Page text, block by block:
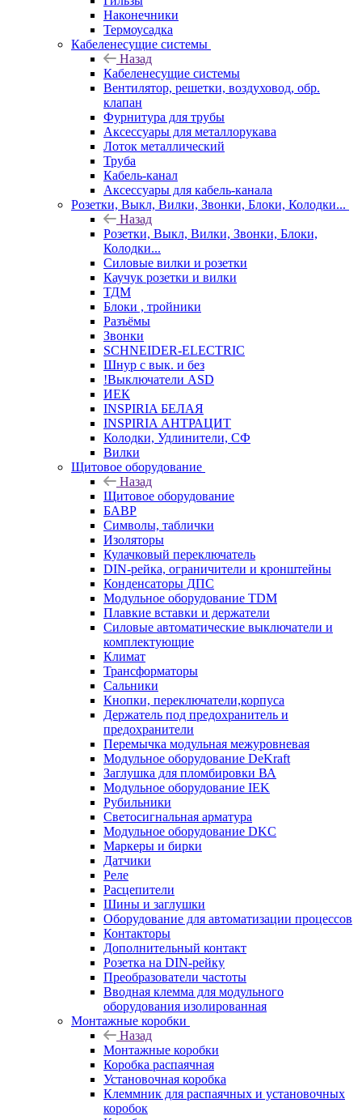
Наконечники
Термоусадка
Кабеленесущие системы
Назад
Кабеленесущие системы
Вентилятор, решетки, воздуховод, обр.
клапан
Фурнитура для трубы
Аксессуары для металлорукава
Лоток металлический
Труба
Кабель-канал
Аксессуары для кабель-канала
Розетки, Выкл, Вилки, Звонки, Блоки, Колодки...
Назад
Розетки, Выкл, Вилки, Звонки, Блоки,
Колодки...
Силовые вилки и розетки
Каучук розетки и вилки
ТДМ
Блоки , тройники
Разъёмы
Звонки
SCHNEIDER-ELECTRIC
Шнур с вык. и без
!Выключатели ASD
ИЕК
INSPIRIA БЕЛАЯ
INSPIRIA АНТРАЦИТ
Колодки, Удлинители, СФ
Вилки
Щитовое оборудование
Назад
Щитовое оборудование
БАВР
Символы, таблички
Изоляторы
Кулачковый переключатель
DIN-рейка, ограничители и кронштейны
Конденсаторы ДПС
Модульное оборудование TDM
Плавкие вставки и держатели
Силовые автоматические выключатели и
комплектующие
Климат
Трансформаторы
Сальники
Кнопки, переключатели,корпуса
Держатель под предохранитель и
предохранители
Перемычка модульная межуровневая
Модульное оборудование DeKraft
Заглушка для пломбировки ВА
Модульное оборудование IEK
Рубильники
Светосигнальная арматура
Модульное оборудование DKC
Маркеры и бирки
Датчики
Реле
Расцепители
Шины и заглушки
Оборудование для автоматизации процессов
Контакторы
Дополнительный контакт
Розетка на DIN-рейку
Преобразователи частоты
Вводная клемма для модульного
оборудования изолированная
Монтажные коробки
Назад
Монтажные коробки
Коробка распаячная
Установочная коробка
Клеммник для распаячных и установочных
коробок